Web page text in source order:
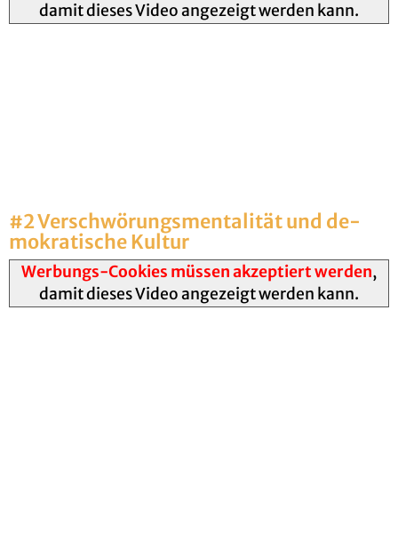
damit dieses Video angezeigt werden kann.
#2 Ver­schwö­rungs­men­ta­li­tät und de­
mo­kra­ti­sche Kul­tur
Werbungs-Cookies müssen akzeptiert werden,
damit dieses Video angezeigt werden kann.